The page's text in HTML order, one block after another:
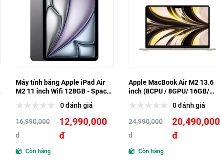
Máy tính bảng Apple iPad Air
M2 11 inch Wifi 128GB - Space
trưng bày
0 đánh giá
16,990,000
đ
12,990,000
đ
Còn hàng
Apple MacBook Air M2 13.6
inch (8CPU / 8GPU/ 16GB/
0 đánh giá
24,990,000
đ
20,490,000
đ
Còn hàng